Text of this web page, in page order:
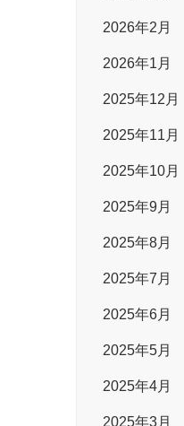
2026年2月
2026年1月
2025年12月
2025年11月
2025年10月
2025年9月
2025年8月
2025年7月
2025年6月
2025年5月
2025年4月
2025年3月